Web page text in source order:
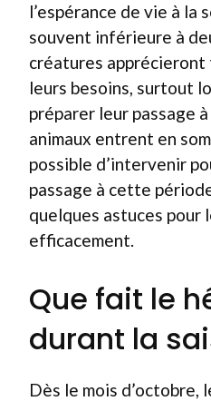
l’espérance de vie à la
souvent inférieure à
créatures
leurs besoins, surtout
préparer leur passage
animaux entrent en
possible d’intervenir
passage à cette
quelques astuces pour
efficacement.
Que fait le
durant la
Dès le mois d’octobre,